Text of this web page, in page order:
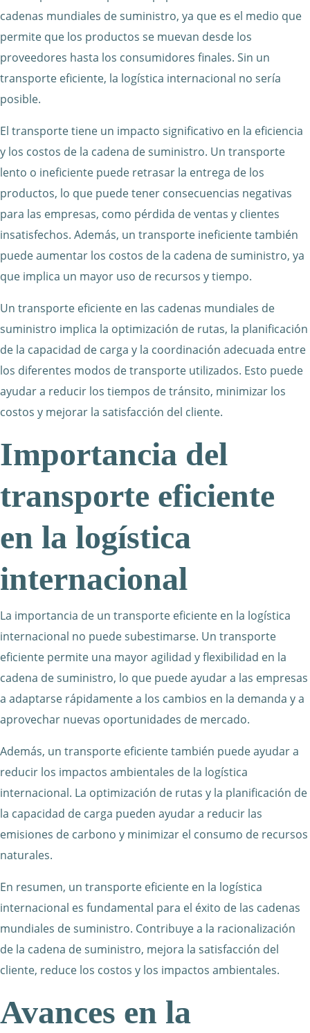
cadenas mundiales de suministro, ya que es el medio que
permite que los productos se muevan desde los
proveedores hasta los consumidores finales. Sin un
transporte eficiente, la logística internacional no sería
posible.
El transporte tiene un impacto significativo en la eficiencia
y los costos de la cadena de suministro. Un transporte
lento o ineficiente puede retrasar la entrega de los
productos, lo que puede tener consecuencias negativas
para las empresas, como pérdida de ventas y clientes
insatisfechos. Además, un transporte ineficiente también
puede aumentar los costos de la cadena de suministro, ya
que implica un mayor uso de recursos y tiempo.
Un transporte eficiente en las cadenas mundiales de
suministro implica la optimización de rutas, la planificación
de la capacidad de carga y la coordinación adecuada entre
los diferentes modos de transporte utilizados. Esto puede
ayudar a reducir los tiempos de tránsito, minimizar los
costos y mejorar la satisfacción del cliente.
Importancia del
transporte eficiente
en la logística
internacional
La importancia de un transporte eficiente en la logística
internacional no puede subestimarse. Un transporte
eficiente permite una mayor agilidad y flexibilidad en la
cadena de suministro, lo que puede ayudar a las empresas
a adaptarse rápidamente a los cambios en la demanda y a
aprovechar nuevas oportunidades de mercado.
Además, un transporte eficiente también puede ayudar a
reducir los impactos ambientales de la logística
internacional. La optimización de rutas y la planificación de
la capacidad de carga pueden ayudar a reducir las
emisiones de carbono y minimizar el consumo de recursos
naturales.
En resumen, un transporte eficiente en la logística
internacional es fundamental para el éxito de las cadenas
mundiales de suministro. Contribuye a la racionalización
de la cadena de suministro, mejora la satisfacción del
cliente, reduce los costos y los impactos ambientales.
Avances en la